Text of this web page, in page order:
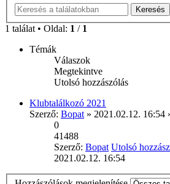
Keresés
1 találat • Oldal: 1 / 1
Témák
Válaszok
Megtekintve
Utolsó hozzászólás
Klubtalálkozó 2021
Szerző: Bopat » 2021.02.12. 16:54
0
41488
Szerző: Bopat Utolsó
2021.02.12. 16:54